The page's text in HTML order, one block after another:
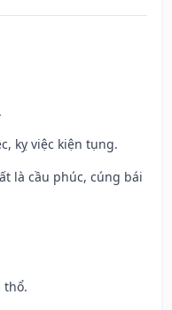
kỵ việc kiện tụng.
là cầu phúc, cúng bái
thổ.